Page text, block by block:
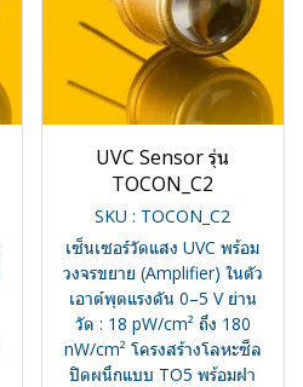
UVC Sensor รุ่น
TOCON_C2
SKU : TOCON_C2
เซ็นเซอร์วัดแสง UVC พร้อม
วงจรขยาย (Amplifier) ในตัว
เอาต์พุตแรงดัน 0–5 V ย่าน
วัด : 18 pW/cm² ถึง 180
nW/cm² โครงสร้างโลหะซีล
ปิดผนึกแบบ TO5 พร้อมฝา